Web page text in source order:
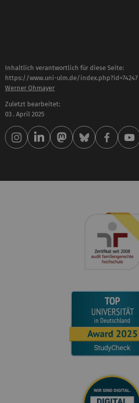
Inhaltlich verantwortlich für diese Seite:
https://www.uni-ulm.de/index.php?id=74247
Werner Ohmayer
Zuletzt bearbeitet:
03 . April 2025